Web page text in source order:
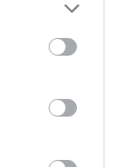
more Google
may click to
party tags to
below Google